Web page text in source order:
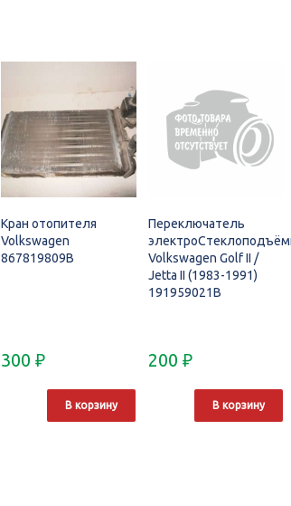
Кран отопителя
Volkswagen
867819809B
300 ₽
В корзину
Переключатель
Volkswagen Golf II /
Jetta II (1983-1991)
191959021B
200 ₽
В корзину